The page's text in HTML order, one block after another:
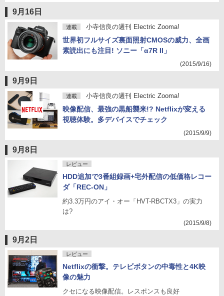
9月16日
連載 小寺信良の週刊 Electric Zooma!
世界初フルサイズ裏面照射CMOSの威力、全画
素読出にも注目! ソニー「α7R II」
(2015/9/16)
9月9日
連載 小寺信良の週刊 Electric Zooma!
映像配信、最強の黒船襲来!? Netflixが変える
視聴体験。多デバイスでチェック
(2015/9/9)
9月8日
レビュー
HDD追加で3番組録画+宅外配信の低価格レコー
ダ「REC-ON」
約3.3万円のアイ・オー「HVT-RBCTX3」の実力
は?
(2015/9/8)
9月2日
レビュー
Netflixの衝撃。テレビボタンの中毒性と4K映
像の魅力
クセになる映像配信。レスポンスも良好